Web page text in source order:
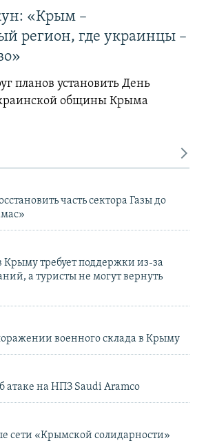
«Крым –
регион, где украинцы –
планов установить День
общины Крыма
часть сектора Газы до
требует поддержки из-за
а туристы не могут вернуть
военного склада в Крыму
атаке на НПЗ Saudi Aramco
сети «Крымской солидарности»